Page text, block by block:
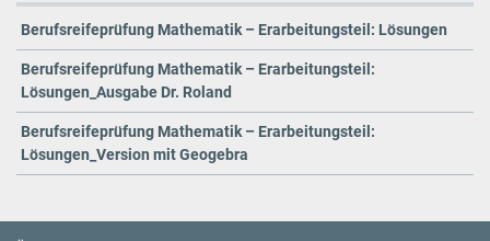
Berufsreifeprüfung Mathematik – Erarbeitungsteil: Lösungen
Berufsreifeprüfung Mathematik – Erarbeitungsteil:
Lösungen_Ausgabe Dr. Roland
Berufsreifeprüfung Mathematik – Erarbeitungsteil:
Lösungen_Version mit Geogebra